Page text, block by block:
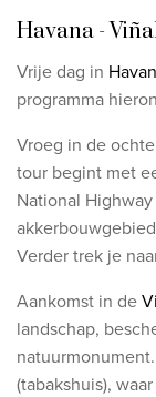
Havana -
Vrije dag in
programma
Vroeg in de
tour begint met
National
Verder trek je
Aankomst in de
landschap,
(tabakshuis),